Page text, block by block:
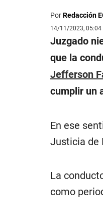
PorRedacción
14/11/2023, 05:04
Juzgado
que la
Jefferson
cumplir un
En ese
Justicia de
La
como